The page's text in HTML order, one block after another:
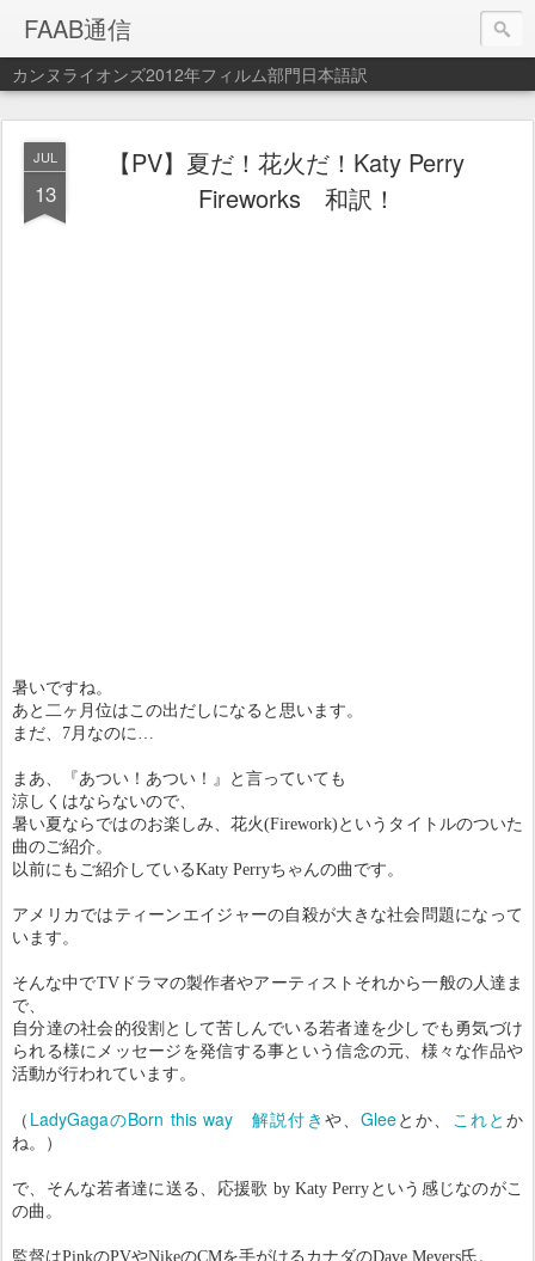
FAAB通信
カンヌライオンズ2012年フィルム部門日本語訳
JUL
13
【PV】夏だ！花火だ！Katy Perry
Fireworks 和訳！
暑いですね。
あと二ヶ月位はこの出だしになると思います。
まだ、7月なのに…
まあ、『あつい！あつい！』と言っていても
涼しくはならないので、
暑い夏ならではのお楽しみ、花火(Firework)というタイトルのついた
曲のご紹介。
以前にもご紹介しているKaty Perryちゃんの曲です。
アメリカではティーンエイジャーの自殺が大きな社会問題になって
います。
そんな中でTVドラマの製作者やアーティストそれから一般の人達ま
で、
自分達の社会的役割として苦しんでいる若者達を少しでも勇気づけ
られる様にメッセージを発信する事という信念の元、様々な作品や
活動が行われています。
（ LadyGagaのBorn this way 解説付き や、 Gleeとか、 これとか
ね。）
で、そんな若者達に送る、応援歌 by Katy Perryという感じなのがこ
の曲。
監督はPinkのPVやNikeのCMを手がけるカナダのDave Meyers氏。